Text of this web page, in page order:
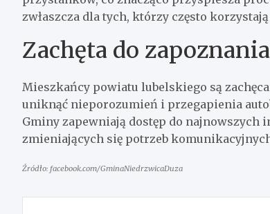
zwłaszcza dla tych, którzy często
Zachęta do
Mieszkańcy powiatu lubelskiego są
uniknąć nieporozumień i przegapienia
Gminy zapewniają dostęp do
zmieniających się potrzeb
Źródło: facebook.com/GminaNiedrzwicaDuza